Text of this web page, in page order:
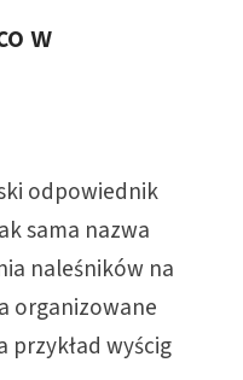
w
odpowiednik
sama nazwa
naleśników na
organizowane
przykład wyścig